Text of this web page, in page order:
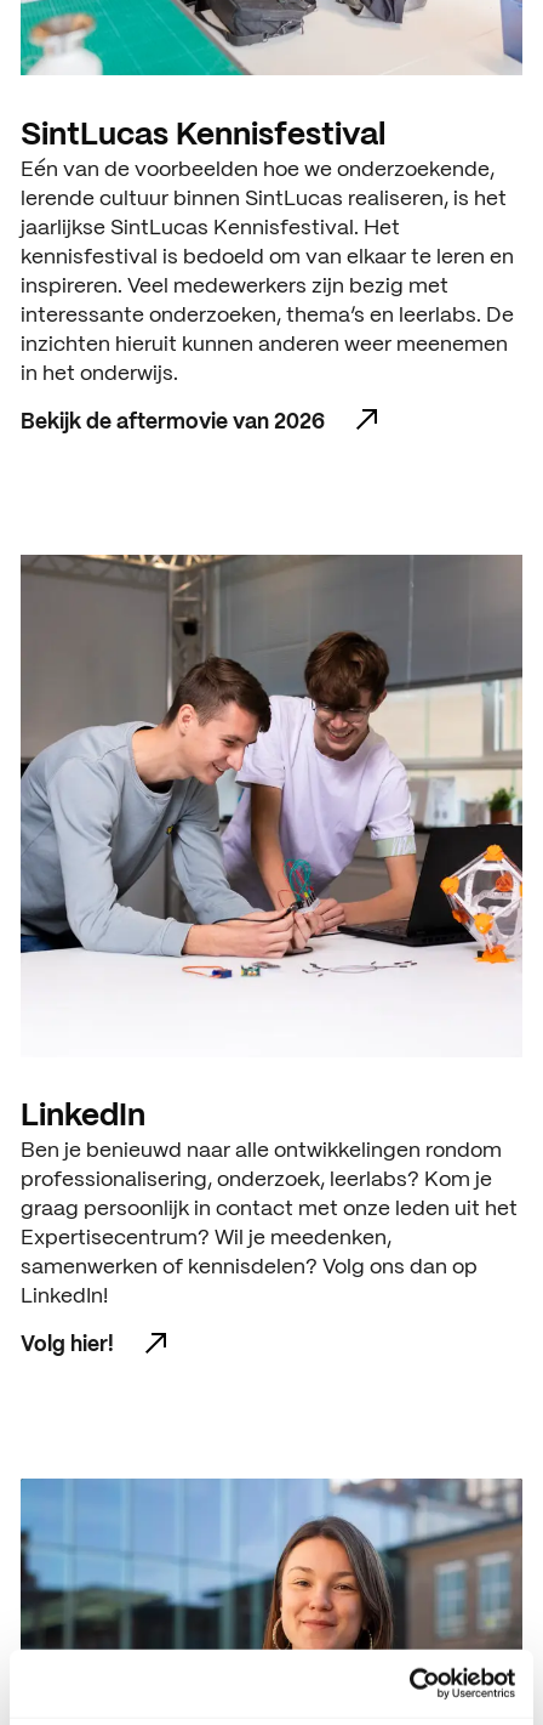
SintLucas Kennisfestival
Eén van de voorbeelden hoe we onderzoekende,
lerende cultuur binnen SintLucas realiseren, is het
jaarlijkse SintLucas Kennisfestival. Het
kennisfestival is bedoeld om van elkaar te leren en
inspireren. Veel medewerkers zijn bezig met
interessante onderzoeken, thema’s en leerlabs. De
inzichten hieruit kunnen anderen weer meenemen
in het onderwijs.
Bekijk de aftermovie van 2026
LinkedIn
Ben je benieuwd naar alle ontwikkelingen rondom
professionalisering, onderzoek, leerlabs? Kom je
graag persoonlijk in contact met onze leden uit het
Expertisecentrum? Wil je meedenken,
samenwerken of kennisdelen? Volg ons dan op
LinkedIn!
Volg hier!